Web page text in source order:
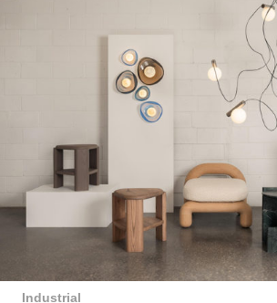
Industrial